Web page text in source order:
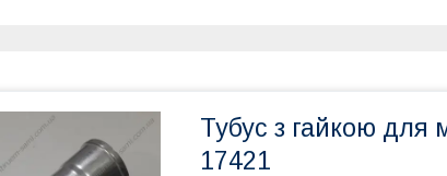
Тубус з гайкою для
17421